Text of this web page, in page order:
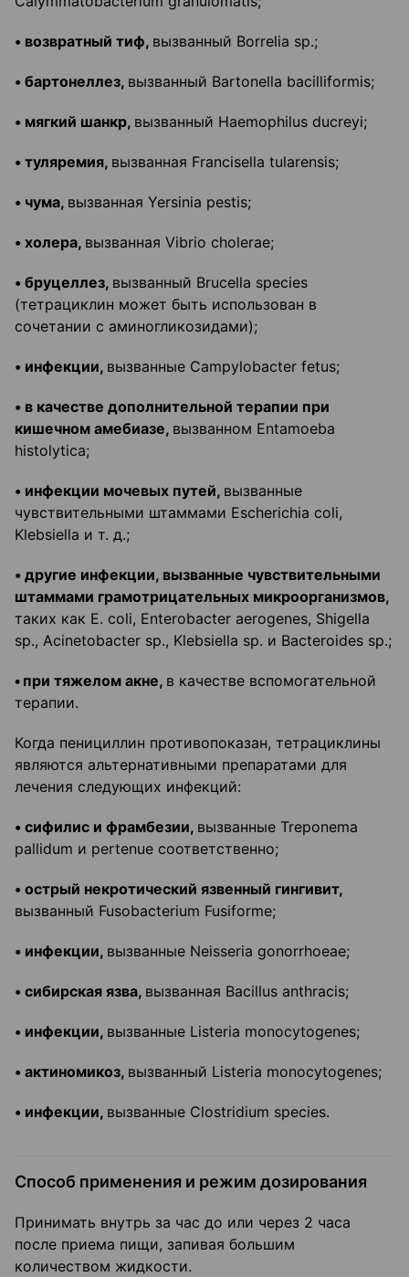
• возвратный тиф, вызванный Borrelia sp.;
• бартонеллез, вызванный Bartonella bacilliformis;
• мягкий шанкр, вызванный Haemophilus ducreyi;
• туляремия, вызванная Francisella tularensis;
• чума, вызванная Yersinia pestis;
• холера, вызванная Vibrio cholerae;
• бруцеллез, вызванный Brucella species
(тетрациклин может быть использован в
сочетании с аминогликозидами);
• инфекции, вызванные Campylobacter fetus;
• в качестве дополнительной терапии при
кишечном амебиазе, вызванном Entamoeba
histolytica;
• инфекции мочевых путей, вызванные
чувствительными штаммами Escherichia coli,
Klebsiella и т. д.;
• другие инфекции, вызванные чувствительными
штаммами грамотрицательных микроорганизмов,
таких как Е. coli, Enterobacter aerogenes, Shigella
sp., Acinetobacter sp., Klebsiella sp. и Bacteroides sp.;
• при тяжелом акне, в качестве вспомогательной
терапии.
Когда пенициллин противопоказан, тетрациклины
являются альтернативными препаратами для
лечения следующих инфекций:
• сифилис и фрамбезии, вызванные Treponema
pallidum и pertenue соответственно;
• острый некротический язвенный гингивит,
вызванный Fusobacterium Fusiforme;
• инфекции, вызванные Neisseria gonorrhoeae;
• сибирская язва, вызванная Bacillus anthracis;
• инфекции, вызванные Listeria monocytogenes;
• актиномикоз, вызванный Listeria monocytogenes;
• инфекции, вызванные Clostridium species.
Способ применения и режим дозирования
Принимать внутрь за час до или через 2 часа
после приема пищи, запивая большим
количеством жидкости.